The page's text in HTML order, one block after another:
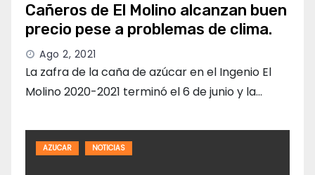
Cañeros de El Molino alcanzan buen
precio pese a problemas de clima.
Ago 2, 2021
La zafra de la caña de azúcar en el Ingenio El
Molino 2020-2021 terminó el 6 de junio y la…
AZUCAR NOTICIAS